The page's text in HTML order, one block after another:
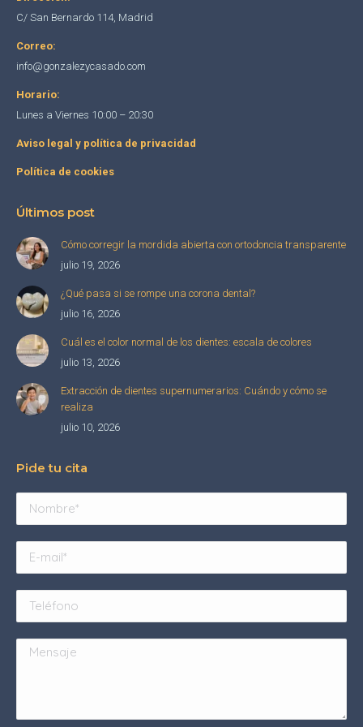
windowwindow
C/ San Bernardo 114, Madrid
Correo:
info@gonzalezycasado.com
Horario:
Lunes a Viernes 10:00 – 20:30
Aviso legal y política de privacidad
Política de cookies
Últimos post
Cómo corregir la mordida abierta con ortodoncia transparente
julio 19, 2026
¿Qué pasa si se rompe una corona dental?
julio 16, 2026
Cuál es el color normal de los dientes: escala de colores
julio 13, 2026
Extracción de dientes supernumerarios: Cuándo y cómo se
realiza
julio 10, 2026
Pide tu cita